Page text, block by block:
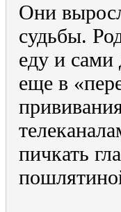
Они
судьбы.
еду и сами
еще в
пичкать